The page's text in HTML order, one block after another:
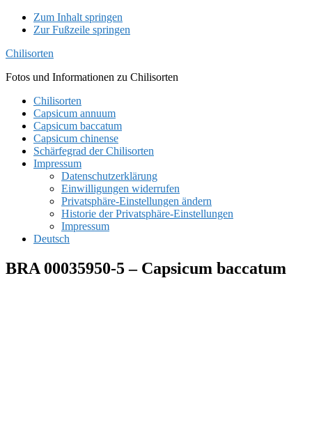
Zum Inhalt springen
Zur Fußzeile springen
Chilisorten
Fotos und Informationen zu Chilisorten
Chilisorten
Capsicum annuum
Capsicum baccatum
Capsicum chinense
Schärfegrad der Chilisorten
Impressum
Datenschutzerklärung
Einwilligungen widerrufen
Privatsphäre-Einstellungen ändern
Historie der Privatsphäre-Einstellungen
Impressum
Deutsch
BRA 00035950-5 – Capsicum baccatum